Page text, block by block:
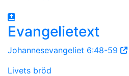
Evangelietext
Johannesevangeliet 6:48-59
Livets bröd